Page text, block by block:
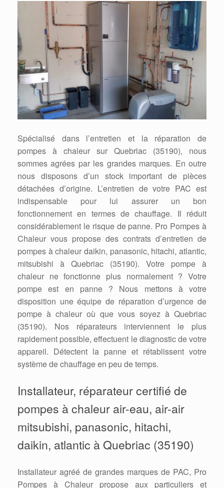
Spécialisé dans l’entretien et la réparation de
pompes à chaleur sur Quebriac (35190), nous
sommes agrées par les grandes marques. En outre
nous disposons d’un stock important de pièces
détachées d’origine. L’entretien de votre PAC est
indispensable pour lui assurer un bon
fonctionnement en termes de chauffage. Il réduit
considérablement le risque de panne. Pro Pompes à
Chaleur vous propose des contrats d’entretien de
pompes à chaleur daikin, panasonic, hitachi, atlantic,
mitsubishi à Quebriac (35190). Votre pompe à
chaleur ne fonctionne plus normalement ? Votre
pompe est en panne ? Nous mettons à votre
disposition une équipe de réparation d’urgence de
pompe à chaleur où que vous soyez à Quebriac
(35190). Nos réparateurs interviennent le plus
rapidement possible, effectuent le diagnostic de votre
appareil. Détectent la panne et rétablissent votre
système de chauffage en peu de temps.
Installateur, réparateur certifié de
pompes à chaleur air-eau, air-air
mitsubishi, panasonic, hitachi,
daikin, atlantic à Quebriac (35190)
Installateur agréé de grandes marques de PAC, Pro
Pompes à Chaleur propose aux particuliers et